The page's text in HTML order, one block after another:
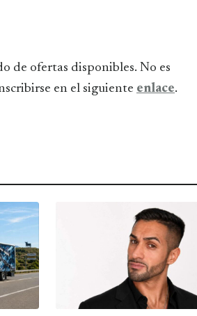
de ofertas disponibles. No es
en el siguiente enlace.